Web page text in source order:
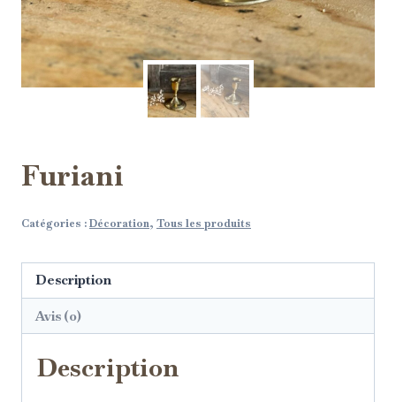
Furiani
Catégories :Décoration, Tous les produits
Description
Avis (0)
Description